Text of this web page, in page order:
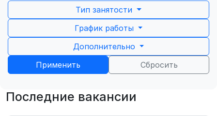
Тип занятости
График работы
Дополнительно
Применить
Сбросить
Последние вакансии